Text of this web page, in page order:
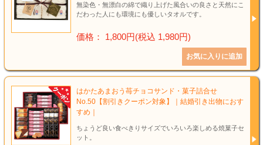
無染色・無漂白の綿で織り上げた風合いの良さと天然にこ
だわった人にも環境にも優しいタオルです。
価格： 1,800円(税込 1,980円)
はかたあまおう苺チョコサンド・菓子詰合せ
No.50【割引きクーポン対象】｜結婚引き出物におす
すめ｜
ちょうど良い食べきりサイズでいろいろ楽しめる焼菓子セ
ット。